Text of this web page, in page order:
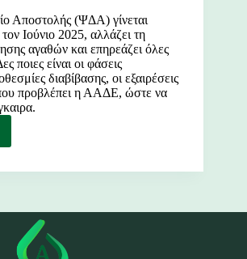
Αποστολής (ΨΔΑ) γίνεται
Ιούνιο 2025, αλλάζει τη
αγαθών και επηρεάζει όλες
ποιες είναι οι φάσεις
διαβίβασης, οι εξαιρέσεις
προβλέπει η ΑΑΔΕ, ώστε να